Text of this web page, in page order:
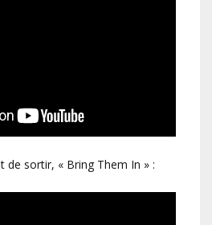
de sortir, « Bring Them In » :